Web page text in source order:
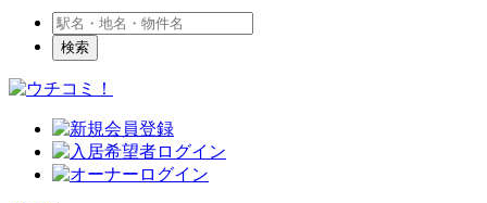
検索